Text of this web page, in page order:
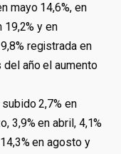
mayo 14,6%, en
19,2% y en
registrada en
año el aumento
2,7% en
3,9% en abril, 4,1%
en agosto y